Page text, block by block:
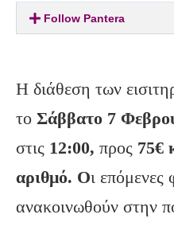
Follow Pantera
Η διάθεση των
το Σάββατο 7
στις 12:00, προς 75€
αριθμό. Οι επόμενες
ανακοινωθούν στην